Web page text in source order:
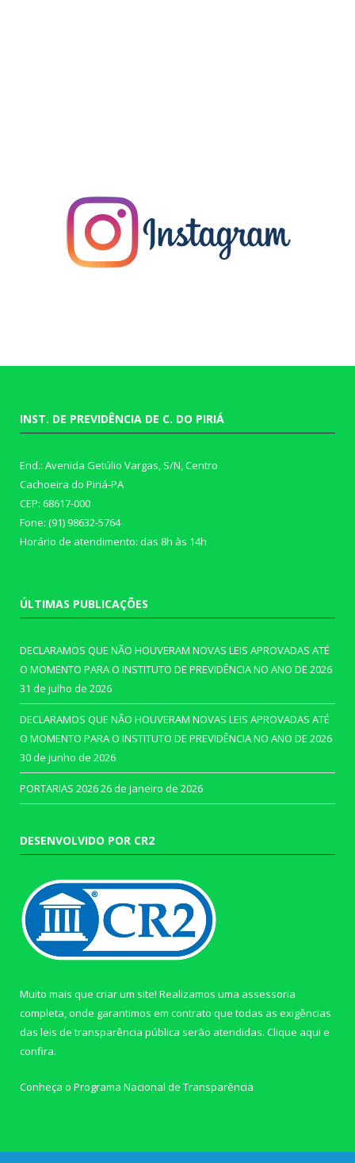
INST. DE PREVIDÊNCIA DE C. DO PIRIÁ
End.: Avenida Getúlio Vargas, S/N, Centro
Cachoeira do Piriá-PA
CEP: 68617-000
Fone: (91) 98632-5764
Horário de atendimento: das 8h às 14h
ÚLTIMAS PUBLICAÇÕES
DECLARAMOS QUE NÃO HOUVERAM NOVAS LEIS APROVADAS ATÉ
O MOMENTO PARA O INSTITUTO DE PREVIDÊNCIA NO ANO DE 2026
31 de julho de 2026
DECLARAMOS QUE NÃO HOUVERAM NOVAS LEIS APROVADAS ATÉ
O MOMENTO PARA O INSTITUTO DE PREVIDÊNCIA NO ANO DE 2026
30 de junho de 2026
PORTARIAS 202626 de janeiro de 2026
DESENVOLVIDO POR CR2
Muito mais que criar um site! Realizamos uma assessoria
completa, onde garantimos em contrato que todas as exigências
das leis de transparência pública serão atendidas. Clique aqui e
confira.
Conheça o Programa Nacional de Transparência